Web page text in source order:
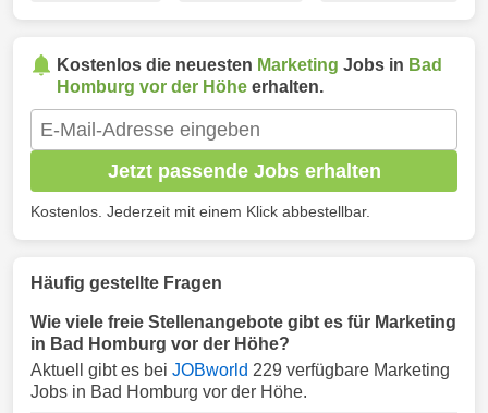
Kostenlos die neuesten Marketing Jobs in Bad
Homburg vor der Höhe erhalten.
Jetzt passende Jobs erhalten
Kostenlos. Jederzeit mit einem Klick abbestellbar.
Häufig gestellte Fragen
Wie viele freie Stellenangebote gibt es für Marketing
in Bad Homburg vor der Höhe?
Aktuell gibt es bei JOBworld 229 verfügbare Marketing
Jobs in Bad Homburg vor der Höhe.